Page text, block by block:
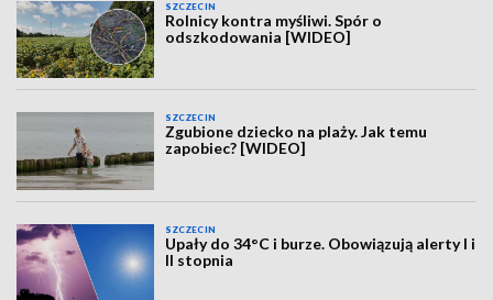
SZCZECIN
Rolnicy kontra myśliwi. Spór o
odszkodowania [WIDEO]
SZCZECIN
Zgubione dziecko na plaży. Jak temu
zapobiec? [WIDEO]
SZCZECIN
Upały do 34°C i burze. Obowiązują alerty I i
II stopnia